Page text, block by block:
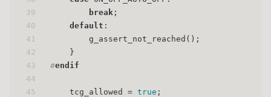
39
40
41
42
43
44
45
break ;
default :
        g_assert_not_reached();
    }
#endif
    tcg_allowed =
true ;